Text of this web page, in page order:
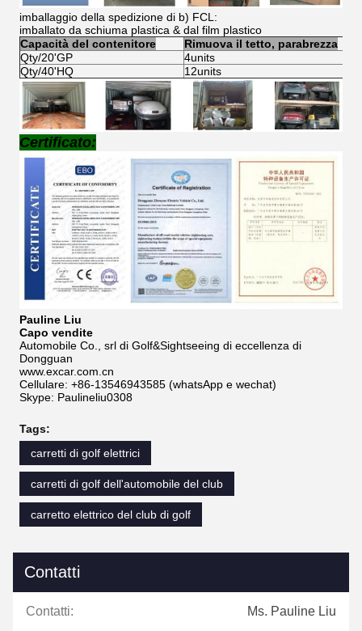
imballaggio della spedizione di b) FCL:
imballato da schiuma plastica & dal film plastico
Capacità del contenitore
Rimuova il tetto, parabrezza
Qty/20'GP
4units
Qty/40'HQ
12units
Certificato:
Pauline Liu
Capo vendite
Automobile Co., srl di Golf&Sightseeing di eccellenza di
Dongguan
www.excar.com.cn
Cellulare: +86-13546943585 (whatsApp e wechat)
Skype: Paulineliu0308
Tags:
carretti di golf elettrici
carretti di golf dell'automobile del club
carretto elettrico del club di golf
Contatti
Contatti: Ms. Pauline Liu